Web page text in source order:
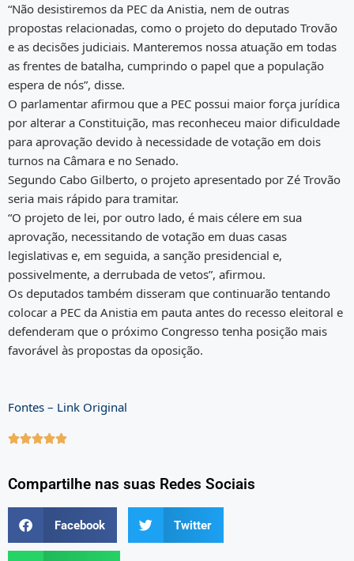
“Não desistiremos da PEC da Anistia, nem de outras
propostas relacionadas, como o projeto do deputado Trovão
e as decisões judiciais. Manteremos nossa atuação em todas
as frentes de batalha, cumprindo o papel que a população
espera de nós”, disse.
O parlamentar afirmou que a PEC possui maior força jurídica
por alterar a Constituição, mas reconheceu maior dificuldade
para aprovação devido à necessidade de votação em dois
turnos na Câmara e no Senado.
Segundo Cabo Gilberto, o projeto apresentado por Zé Trovão
seria mais rápido para tramitar.
“O projeto de lei, por outro lado, é mais célere em sua
aprovação, necessitando de votação em duas casas
legislativas e, em seguida, a sanção presidencial e,
possivelmente, a derrubada de vetos”, afirmou.
Os deputados também disseram que continuarão tentando
colocar a PEC da Anistia em pauta antes do recesso eleitoral e
defenderam que o próximo Congresso tenha posição mais
favorável às propostas da oposição.
Fontes – Link Original

Compartilhe nas suas Redes Sociais
Facebook Twitter